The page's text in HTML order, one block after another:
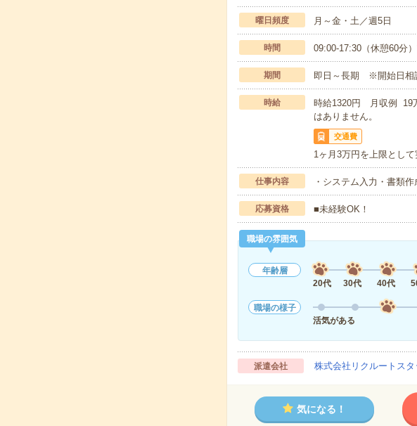
曜日頻度 月～金・土／週5日
時間 09:00-17:30（休憩60分
期間 即日～長期 ※開始日相
時給
時給1320円 月収例 19
はありません。
交通費
1ヶ月3万円を上限とし
仕事内容 ・システム入力・書類
応募資格 ■未経験OK！
職場の雰囲気
年齢層
20代
30代 40代
職場の様子
活気がある
派遣会社 株式会社リクルートス
気になる！